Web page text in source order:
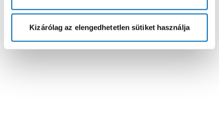
Kizárólag az elengedhetetlen sütiket használja